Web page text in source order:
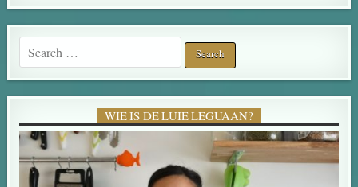
Search for:
WIE IS DE LUIE LEGUAAN?